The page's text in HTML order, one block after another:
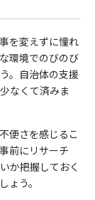
を変えずに憧れ
環境でのびのび
。自治体の支援
なくて済みま
便さを感じるこ
前にリサーチ
か把握しておく
ょう。